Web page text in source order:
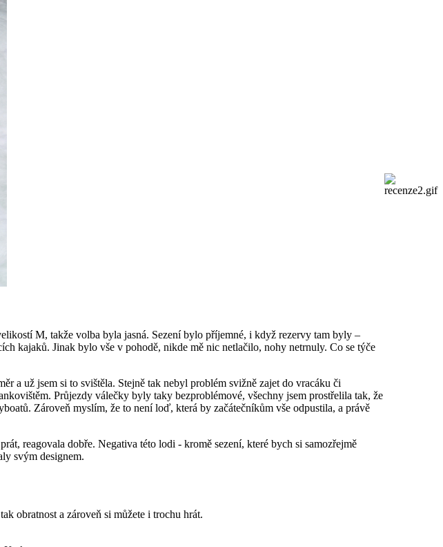
M, takže volba byla jasná. Sezení bylo příjemné, i když rezervy tam byly –
kajaků. Jinak bylo vše v pohodě, nikde mě nic netlačilo, nohy netrnuly. Co se týče
a už jsem si to svištěla. Stejně tak nebyl problém svižně zajet do vracáku či
Průjezdy válečky byly taky bezproblémové, všechny jsem prostřelila tak, že
Zároveň myslím, že to není loď, která by začátečníkům vše odpustila, a právě
reagovala dobře. Negativa této lodi - kromě sezení, které bych si samozřejmě
svým designem.
obratnost a zároveň si můžete i trochu hrát.